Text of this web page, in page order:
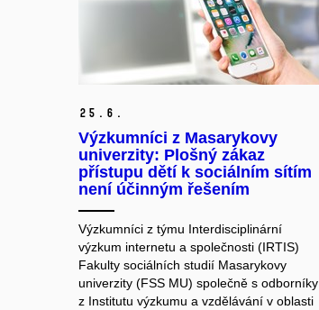
25. 6.
Výzkumníci z Masarykovy
univerzity: Plošný zákaz
přístupu dětí k sociálním sítím
není účinným řešením
Výzkumníci z týmu Interdisciplinární
výzkum internetu a společnosti (IRTIS)
Fakulty sociálních studií Masarykovy
univerzity (FSS MU) společně s odborníky
z Institutu výzkumu a vzdělávání v oblasti